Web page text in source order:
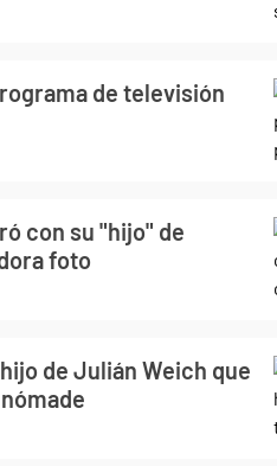
de televisión
con su "hijo" de
foto
de Julián Weich que